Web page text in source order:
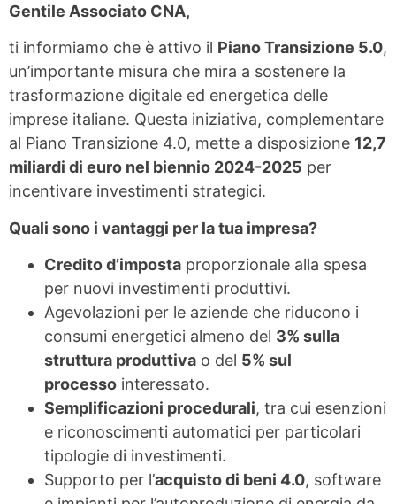
Gentile Associato CNA,
ti informiamo che è attivo il Piano Transizione 5.0,
un’importante misura che mira a sostenere la
trasformazione digitale ed energetica delle
imprese italiane. Questa iniziativa, complementare
al Piano Transizione 4.0, mette a disposizione 12,7
miliardi di euro nel biennio 2024-2025 per
incentivare investimenti strategici.
Quali sono i vantaggi per la tua impresa?
Credito d’imposta proporzionale alla spesa
per nuovi investimenti produttivi.
Agevolazioni per le aziende che riducono i
consumi energetici almeno del 3% sulla
struttura produttiva o del 5% sul
processo interessato.
Semplificazioni procedurali, tra cui esenzioni
e riconoscimenti automatici per particolari
tipologie di investimenti.
Supporto per l’acquisto di beni 4.0, software